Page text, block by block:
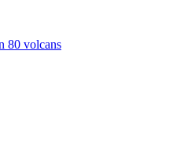
80 volcans